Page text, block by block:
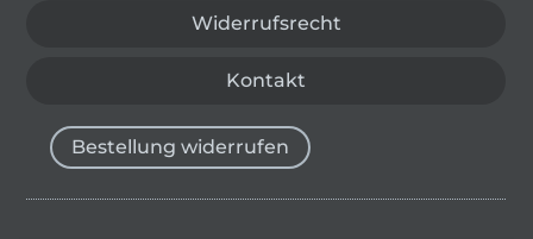
Widerrufsrecht
Kontakt
Bestellung widerrufen